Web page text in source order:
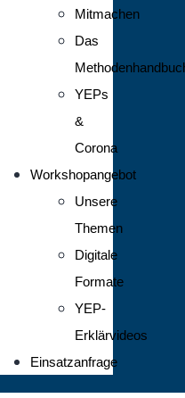
Mitmachen
Das
YEPs
&
Corona
Workshopangebot
Unsere
Themen
Digitale
Formate
YEP-
Erklärvideos
Einsatzanfrage